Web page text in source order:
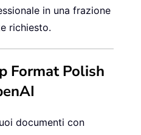
in una frazione
richiesto.
Format Polish
documenti con